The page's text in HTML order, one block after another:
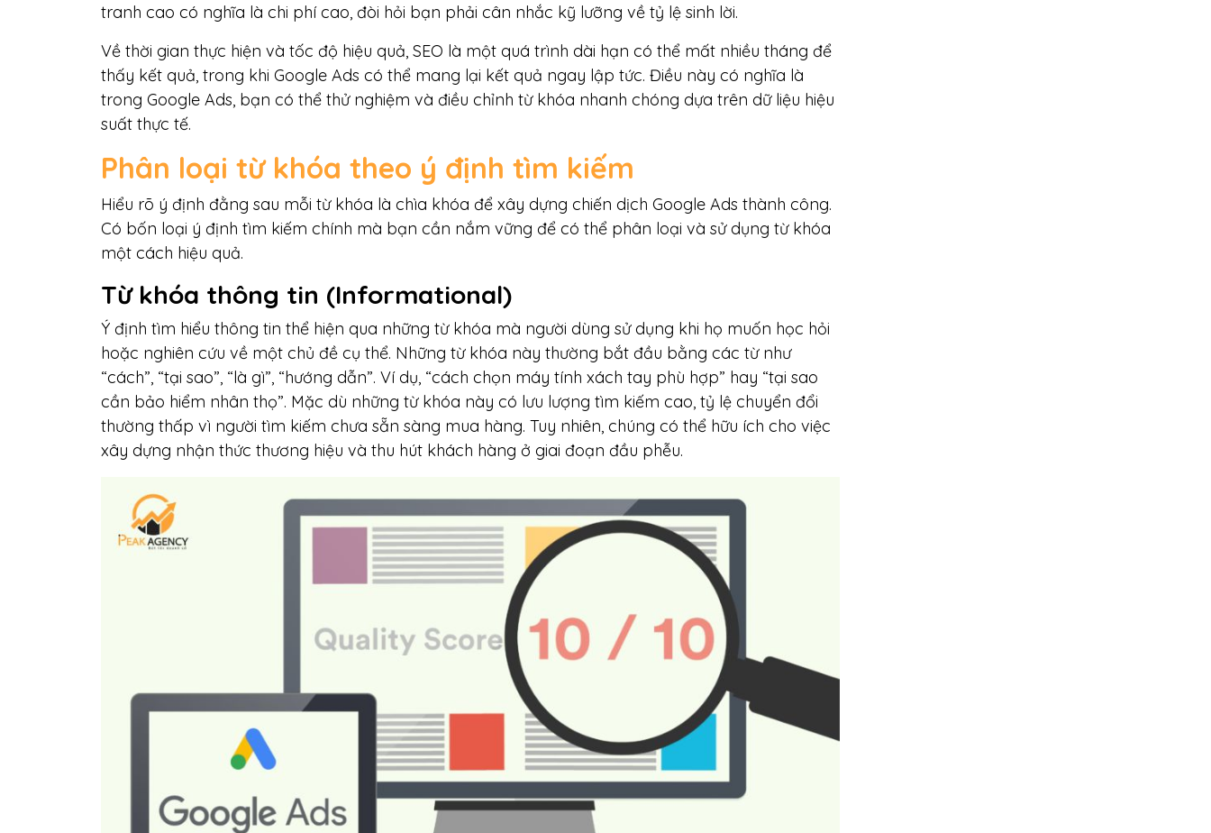
tranh cao có nghĩa là chi phí cao, đòi hỏi bạn phải cân nhắc kỹ lưỡng về tỷ lệ sinh lời.
Về thời gian thực hiện và tốc độ hiệu quả, SEO là một quá trình dài hạn có thể mất nhiều tháng để
thấy kết quả, trong khi Google Ads có thể mang lại kết quả ngay lập tức. Điều này có nghĩa là
trong Google Ads, bạn có thể thử nghiệm và điều chỉnh từ khóa nhanh chóng dựa trên dữ liệu hiệu
suất thực tế.
Phân loại từ khóa theo ý định tìm kiếm
Hiểu rõ ý định đằng sau mỗi từ khóa là chìa khóa để xây dựng chiến dịch Google Ads thành công.
Có bốn loại ý định tìm kiếm chính mà bạn cần nắm vững để có thể phân loại và sử dụng từ khóa
một cách hiệu quả.
Từ khóa thông tin (Informational)
Ý định tìm hiểu thông tin thể hiện qua những từ khóa mà người dùng sử dụng khi họ muốn học hỏi
hoặc nghiên cứu về một chủ đề cụ thể. Những từ khóa này thường bắt đầu bằng các từ như
“cách”, “tại sao”, “là gì”, “hướng dẫn”. Ví dụ, “cách chọn máy tính xách tay phù hợp” hay “tại sao
cần bảo hiểm nhân thọ”. Mặc dù những từ khóa này có lưu lượng tìm kiếm cao, tỷ lệ chuyển đổi
thường thấp vì người tìm kiếm chưa sẵn sàng mua hàng. Tuy nhiên, chúng có thể hữu ích cho việc
xây dựng nhận thức thương hiệu và thu hút khách hàng ở giai đoạn đầu phễu.